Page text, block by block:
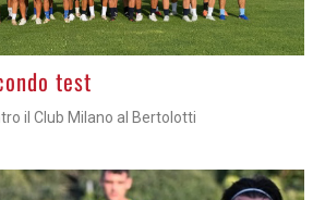
test
il Club Milano al Bertolotti